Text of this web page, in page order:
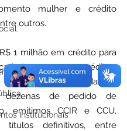
Econômico
Institucionais
mulher e crédito
outros.
1 milhão em crédito para
novos créditos,
atualização cadastral,
dezenas de pedido de
emitimos CCIR e CCU,
títulos definitivos, entre